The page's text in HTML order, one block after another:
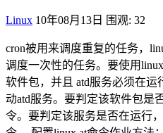
Linux 10年08月13日 围观: 32
cron被用来调度重复的任务，
调度一次性的任务。要使用
软件包，并且 atd服务必须在运
动atd服务。要判定该软件包是
令。要判定该服务是否在运行，